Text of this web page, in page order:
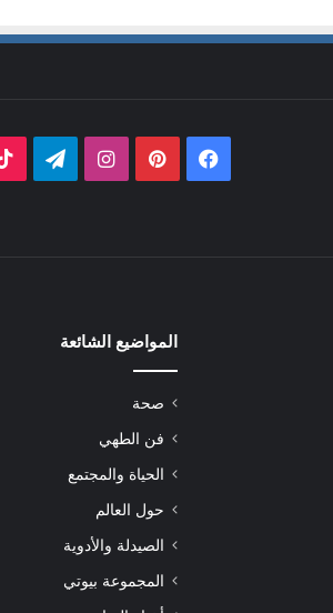
فيسبوكبينتيريستانستقرام
المواضيع الشائعة
صحة
فن الطهي
الحياة والمجتمع
حول العالم
الصيدلة والأدوية
المجموعة بيوتي